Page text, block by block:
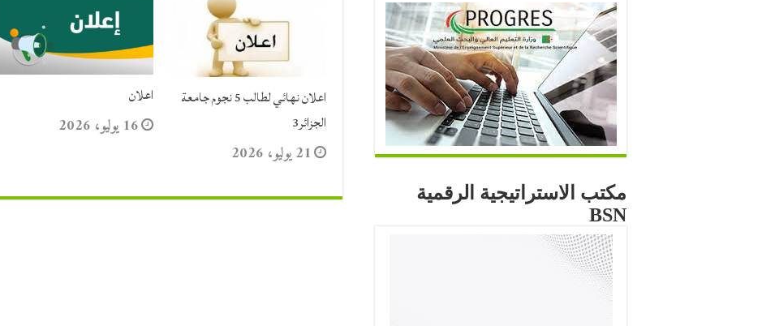
اعلان نهائي لطالب 5 نجوم جامعة
الجزائر3
21 يوليو، 2026
اعلان
16 يوليو، 2026
مكتب الاستراتيجية الرقمية
BSN